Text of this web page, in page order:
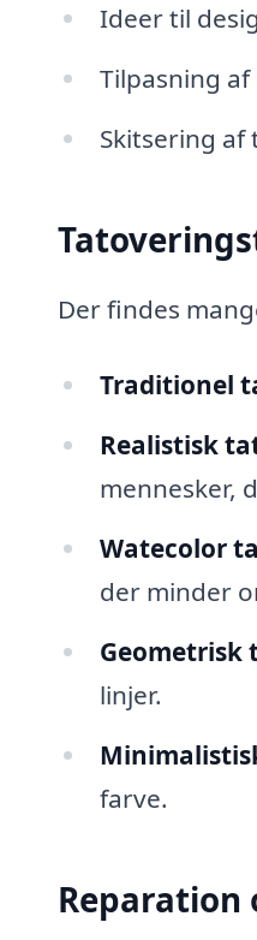
Ideer til
Tilpasning
Skitsering af
Der findes
Traditionel
Realistisk
mennesker,
Watecolor
der minder
Geometrisk
linjer.
farve.